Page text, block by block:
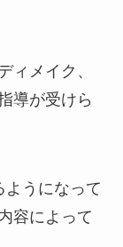
ィメイク、
導が受けら
うになって
容によって